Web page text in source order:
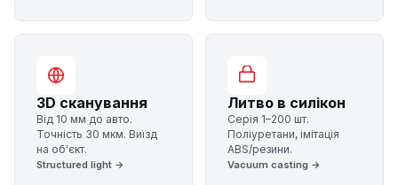
3D сканування
Від 10 мм до авто.
Точність 30 мкм. Виїзд
на об'єкт.
Structured light →
Литво в силікон
Серія 1–200 шт.
Поліуретани, імітація
ABS/резини.
Vacuum casting →